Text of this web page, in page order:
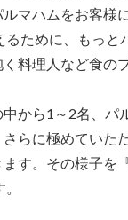
マハムをお客様
ために、もっ
料理人など食の
から1～2名、パ
らに極めていた
す。その様子を